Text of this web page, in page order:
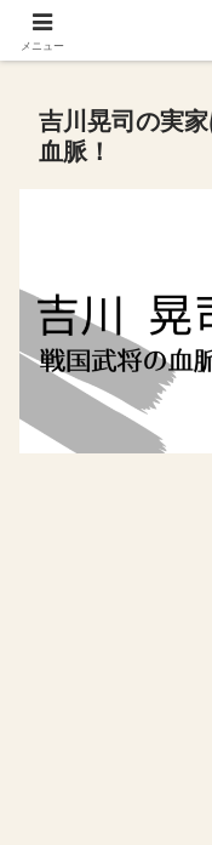
吉川晃司の実
血脈！
メニュー